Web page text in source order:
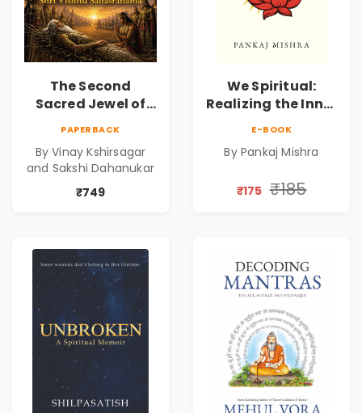
The Second
Sacred Jewel of
Sahasranam
PAPERBACK
By Vinay Kshirsagar
and Sakshi Dahanukar
₹749
We Spiritual:
Realizing the Inner
Discovery &
E-BOOK
By Pankaj Mishra
₹175 ₹185